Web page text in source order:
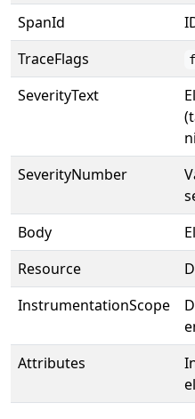
SpanId
TraceFlags
SeverityText
SeverityNumber
Body
Resource
InstrumentationScope
Attributes